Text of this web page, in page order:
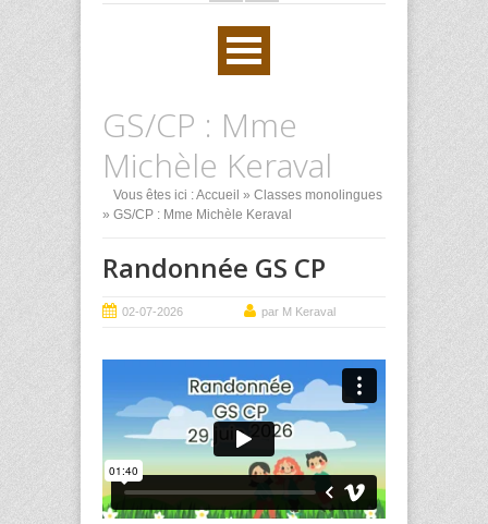
GS/CP : Mme
Michèle Keraval
Vous êtes ici :Accueil » Classes monolingues
» GS/CP : Mme Michèle Keraval
Randonnée GS CP
02-07-2026 par M Keraval